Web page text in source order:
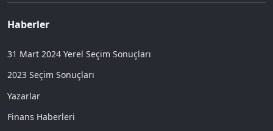
Haberler
31 Mart 2024 Yerel Seçim Sonuçları
2023 Seçim Sonuçları
Yazarlar
Finans Haberleri